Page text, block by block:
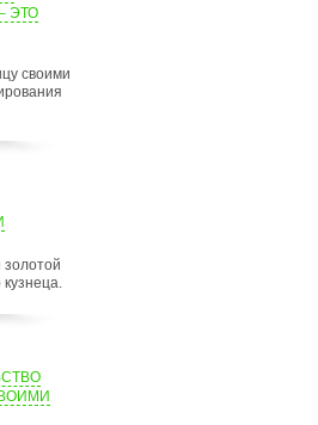
ЭТО
своими
золотой